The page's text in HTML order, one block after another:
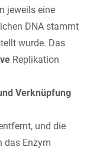
jeweils eine
DNA stammt
wurde. Das
Replikation
Verknüpfung
und die
das Enzym